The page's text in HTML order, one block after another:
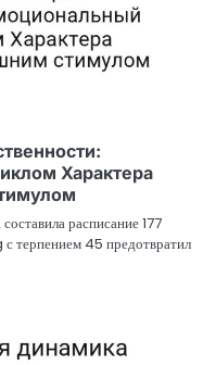
Характера
расписание 177
терпением 45 предотвратил